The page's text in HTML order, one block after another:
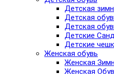
Детская
Детская
Детская
Детские
Детские
Женская обувь
Женская
Женская